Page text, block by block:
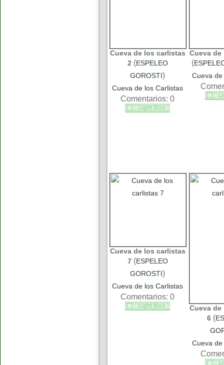
Cueva de los carlistas
2 (ESPELEO
GOROSTI)
Cueva de los Carlistas
Comentarios: 0
Cueva
(
Cueva
Cueva de los carlistas
7(ESPELEO
GOROSTI)
Cueva de los Carlistas
Comentarios: 0
Cueva
6 (
Cueva